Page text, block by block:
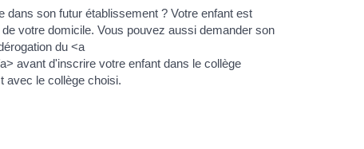
son futur établissement ? Votre enfant est
votre domicile. Vous pouvez aussi demander son
du <a
avant d'inscrire votre enfant dans le collège
avec le collège choisi.